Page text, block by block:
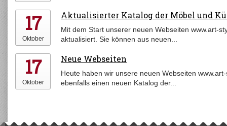
17
Oktober
Aktualisierter Katalog der Möbel und
Mit dem Start unserer neuen Webseiten www.art-
aktualisiert. Sie können aus neuen...
17
Oktober
Neue Webseiten
Heute haben wir unsere neuen Webseiten
ebenfalls einen neuen Katalog der...